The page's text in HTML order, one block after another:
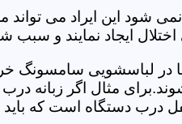
شود این ایراد می تواند
ایجاد نمایند و سبب
در لباسشویی سامسونگ
مثال اگر زبانه
درب دستگاه است که